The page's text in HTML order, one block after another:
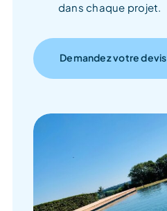
dans chaque projet.
Demandez votre devis